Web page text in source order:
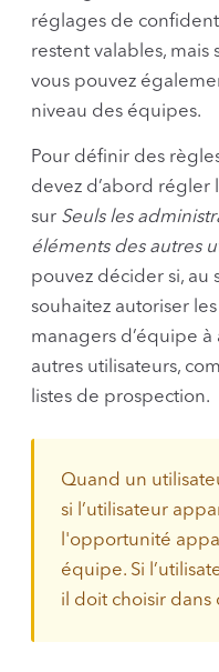
réglages de
restent valables, mais
vous pouvez
niveau des équipes.
Pour définir des
devez d’abord
sur Seuls les
éléments des autres
pouvez décider si, au
souhaitez autoriser
managers d’équipe
autres utilisateurs,
listes de prospection.
Quand un
si l’utilisateur
l'opportunité
équipe. Si
il doit choisir